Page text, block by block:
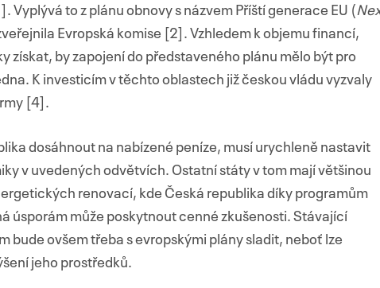
to z plánu obnovy s názvem Příští generace EU (
Evropská komise [2]. Vzhledem k objemu financí,
získat, by zapojení do představeného plánu mělo být pro
K investicím v těchto oblastech již českou vládu vyzvaly
[4].
dosáhnout na nabízené peníze, musí urychleně nastavit
v uvedených odvětvích. Ostatní státy v tom mají většinou
renovací, kde Česká republika díky programům
úsporám může poskytnout cenné zkušenosti. Stávající
bude ovšem třeba s evropskými plány sladit, neboť lze
jeho prostředků.